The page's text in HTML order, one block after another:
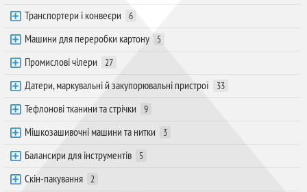
Транспортери і конвеєри 6
Машини для переробки картону 5
Промислові чілери 27
Датери, маркувальні й закупорювальні пристрої 33
Тефлонові тканини та стрічки 9
Мішкозашивочні машини та нитки 3
Балансири для інструментів 5
Скін-пакування 2